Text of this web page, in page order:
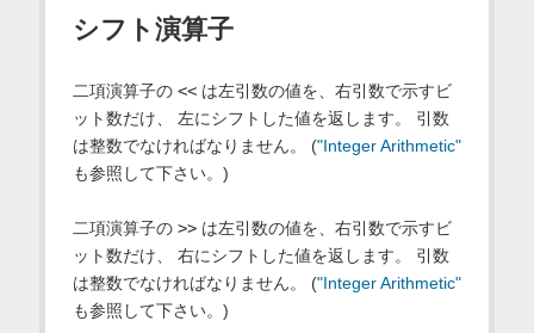
シフト演算子
二項演算子の <<は左引数の値を、右引数で示すビ
ット数だけ、 左にシフトした値を返します。 引数
は整数でなければなりません。 ("Integer Arithmetic"
も参照して下さい。)
二項演算子の >>は左引数の値を、右引数で示すビ
ット数だけ、 右にシフトした値を返します。 引数
は整数でなければなりません。 ("Integer Arithmetic"
も参照して下さい。)